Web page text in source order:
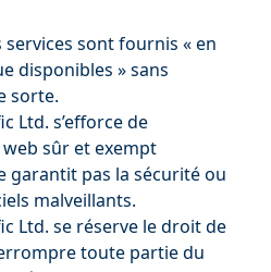
services sont fournis « en
disponibles » sans
sorte.
Ltd. s’efforce de
sûr et exempt
garantit pas la sécurité ou
malveillants.
Ltd. se réserve le droit de
toute partie du